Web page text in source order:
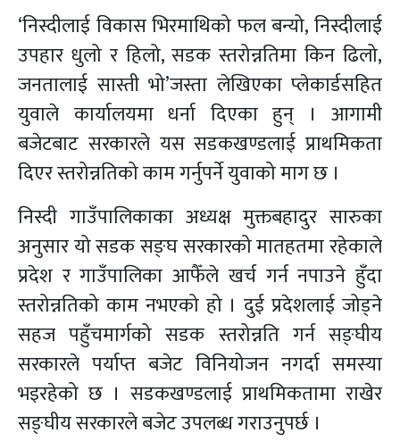
‘निस्दीलाई विकास भिरमाथिको फल बन्यो, निस्दीलाई
उपहार धुलो र हिलो, सडक स्तरोन्नतिमा किन ढिलो,
जनतालाई सास्ती भो’जस्ता लेखिएका प्लेकार्डसहित
युवाले कार्यालयमा धर्ना दिएका हुन् । आगामी
बजेटबाट सरकारले यस सडकखण्डलाई प्राथमिकता
दिएर स्तरोन्नतिको काम गर्नुपर्ने युवाको माग छ ।
निस्दी गाउँपालिकाका अध्यक्ष मुक्तबहादुर सारुका
अनुसार यो सडक सङ्घ सरकारको मातहतमा रहेकाले
प्रदेश र गाउँपालिका आफैँले खर्च गर्न नपाउने हुँदा
स्तरोन्नतिको काम नभएको हो । दुई प्रदेशलाई जोड्ने
सहज पहुँचमार्गको सडक स्तरोन्नति गर्न सङ्घीय
सरकारले पर्याप्त बजेट विनियोजन नगर्दा समस्या
भइरहेको छ । सडकखण्डलाई प्राथमिकतामा राखेर
सङ्घीय सरकारले बजेट उपलब्ध गराउनुपर्छ ।